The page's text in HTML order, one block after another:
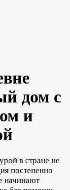
дом с
и
в стране не
постепенно
начинают